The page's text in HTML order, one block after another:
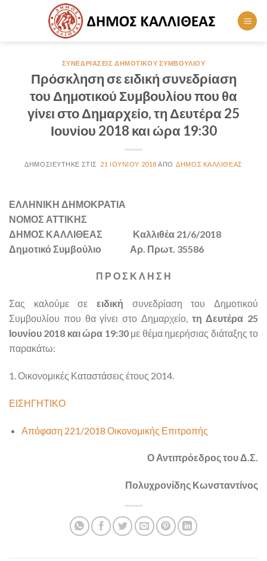
ΣΥΝΕΔΡΙΆΣΕΙΣ ΔΗΜΟΤΙΚΟΎ ΣΥΜΒΟΥΛΊΟΥ
Πρόσκληση σε ειδική συνεδρίαση
του Δημοτικού Συμβουλίου που θα
γίνει στο Δημαρχείο, τη Δευτέρα 25
Ιουνίου 2018 και ώρα 19:30
21 ΙΟΥΝΊΟΥ 2018 ΔΉΜΟΣ ΚΑΛΛΙΘΈΑΣ
ΕΛΛΗΝΙΚΗ ΔΗΜΟΚΡΑΤΙΑ
ΝΟΜΟΣ ΑΤΤΙΚΗΣ
ΔΗΜΟΣ ΚΑΛΛΙΘΕΑΣ Καλλιθέα 21/6/2018
Δημοτικό Συμβούλιο Αρ. Πρωτ. 35586
Π Ρ Ο Σ Κ Λ Η Σ Η
Σας καλούμε σε ειδική συνεδρίαση του Δημοτικού
Συμβουλίου που θα γίνει στο Δημαρχείο,τη Δευτέρα 25
Ιουνίου 2018 και ώρα 19:30με θέμα ημερήσιας διάταξης το
παρακάτω:
1. Οικονομικές Καταστάσεις έτους 2014.
ΕΙΣΗΓΗΤΙΚΟ
Απόφαση 221/2018 Οικονομικής Επιτροπής
Ο Αντιπρόεδρος του Δ.Σ.
Πολυχρονίδης Κωνσταντίνος